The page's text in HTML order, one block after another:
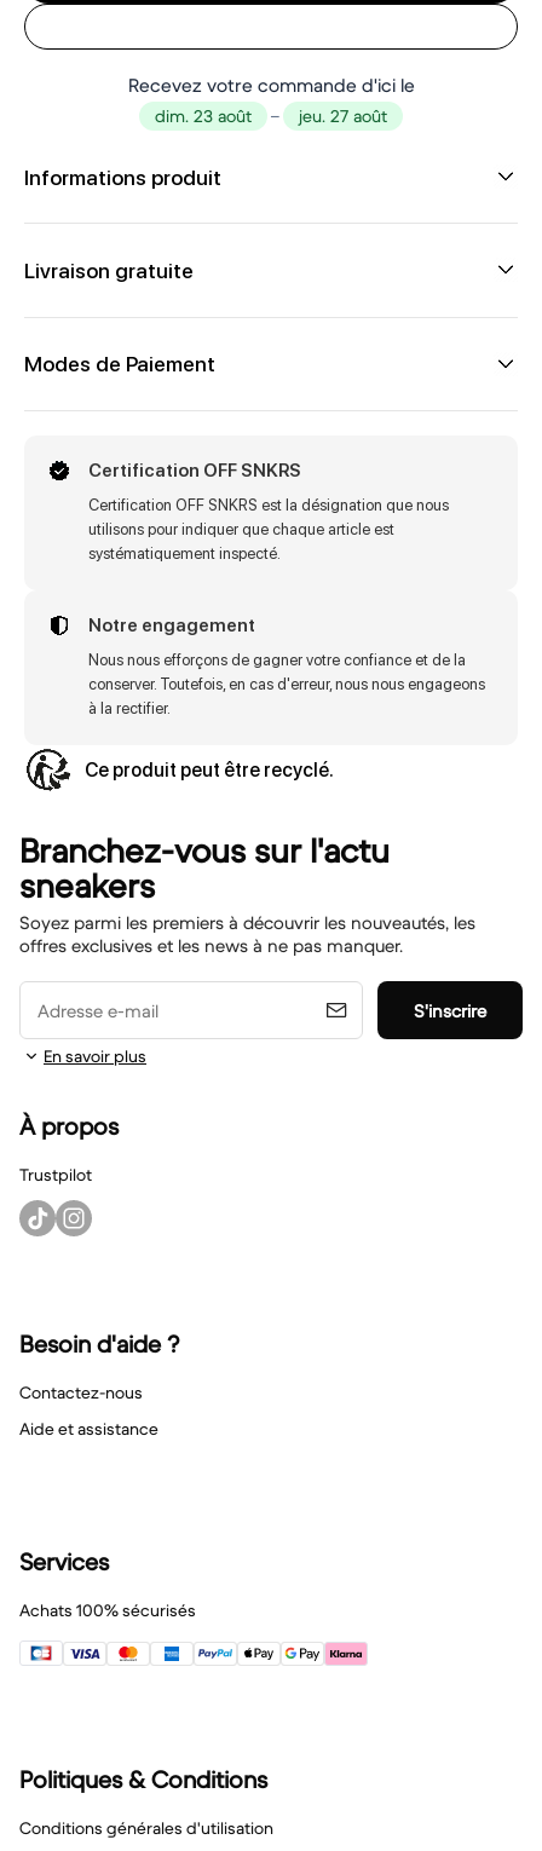
Recevez votre commande d'ici le
dim. 23 août – jeu. 27 août
Informations produit
Livraison gratuite
Modes de Paiement
Certification OFF SNKRS
Certification OFF SNKRS est la désignation que nous
utilisons pour indiquer que chaque article est
systématiquement inspecté.
Notre engagement
Nous nous efforçons de gagner votre confiance et de la
conserver. Toutefois, en cas d'erreur, nous nous engageons
à la rectifier.
Ce produit peut être recyclé.
Branchez-vous sur l'actu
sneakers
Soyez parmi les premiers à découvrir les nouveautés, les
offres exclusives et les news à ne pas manquer.
Adresse e-mail S'inscrire
En savoir plus
À propos
Trustpilot
Besoin d'aide ?
Contactez-nous
Aide et assistance
Services
Achats 100% sécurisés
Politiques & Conditions
Conditions générales d'utilisation